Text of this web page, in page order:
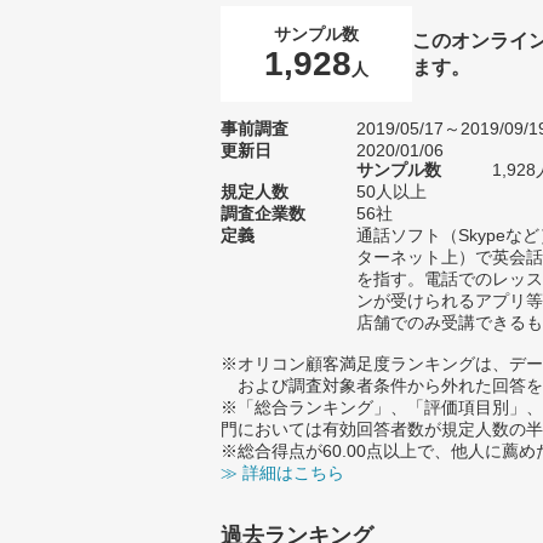
サンプル数
1,928 人
このオンライ
ます。
事前調査
2019/05/17～2019/09/
更新日
2020/01/06
サンプル数
1,928
規定人数
50人以上
調査企業数
56社
定義
通話ソフト（Skypeな
ターネット上）で英会
を指す。電話でのレッ
ンが受けられるアプリ
店舗でのみ受講できる
※オリコン顧客満足度ランキングは、デ
および調査対象者条件から外れた回答
※「総合ランキング」、「評価項目別」
門においては有効回答者数が規定人数の
※総合得点が60.00点以上で、他人に薦め
≫ 詳細はこちら
過去ランキング